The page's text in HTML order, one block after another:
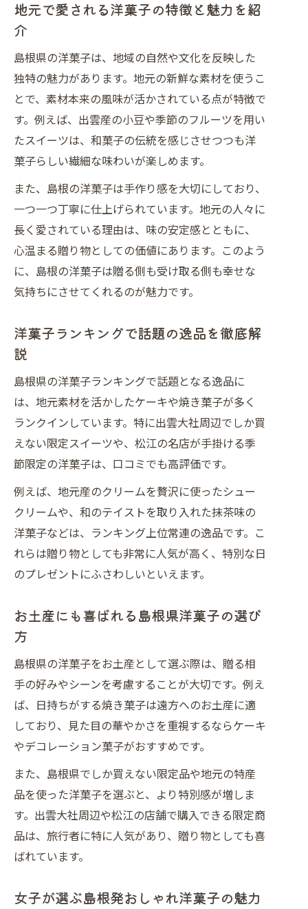
地元で愛される洋菓子の特徴と魅力を紹
介
島根県の洋菓子は、地域の自然や文化を反映した
独特の魅力があります。地元の新鮮な素材を使うこ
とで、素材本来の風味が活かされている点が特徴で
す。例えば、出雲産の小豆や季節のフルーツを用い
たスイーツは、和菓子の伝統を感じさせつつも洋
菓子らしい繊細な味わいが楽しめます。
また、島根の洋菓子は手作り感を大切にしており、
一つ一つ丁寧に仕上げられています。地元の人々に
長く愛されている理由は、味の安定感とともに、
心温まる贈り物としての価値にあります。このよう
に、島根の洋菓子は贈る側も受け取る側も幸せな
気持ちにさせてくれるのが魅力です。
洋菓子ランキングで話題の逸品を徹底解
説
島根県の洋菓子ランキングで話題となる逸品に
は、地元素材を活かしたケーキや焼き菓子が多く
ランクインしています。特に出雲大社周辺でしか買
えない限定スイーツや、松江の名店が手掛ける季
節限定の洋菓子は、口コミでも高評価です。
例えば、地元産のクリームを贅沢に使ったシュー
クリームや、和のテイストを取り入れた抹茶味の
洋菓子などは、ランキング上位常連の逸品です。こ
れらは贈り物としても非常に人気が高く、特別な日
のプレゼントにふさわしいといえます。
お土産にも喜ばれる島根県洋菓子の選び
方
島根県の洋菓子をお土産として選ぶ際は、贈る相
手の好みやシーンを考慮することが大切です。例え
ば、日持ちがする焼き菓子は遠方へのお土産に適
しており、見た目の華やかさを重視するならケーキ
やデコレーション菓子がおすすめです。
また、島根県でしか買えない限定品や地元の特産
品を使った洋菓子を選ぶと、より特別感が増しま
す。出雲大社周辺や松江の店舗で購入できる限定商
品は、旅行者に特に人気があり、贈り物としても喜
ばれています。
女子が選ぶ島根発おしゃれ洋菓子の魅力